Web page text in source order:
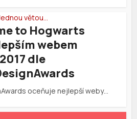
větou…
to Hogwarts
webem
2017 dle
oceňuje nejlepší weby…